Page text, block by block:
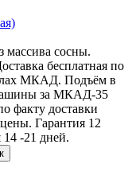
массива сосны.
бесплатная по
МКАД. Подъём в
за МКАД-35
факту доставки
Гарантия 12
14 -21 дней.